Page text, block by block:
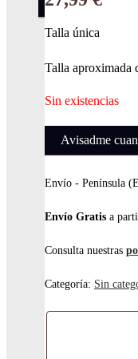
Abrigos
Camisas
Camisetas
Talla única
Talla aproximada
Sin existencias
Avisadme
Envío - Península
Envío Gratis a
Consulta nuestras
Categoría: Sin
en
la
de